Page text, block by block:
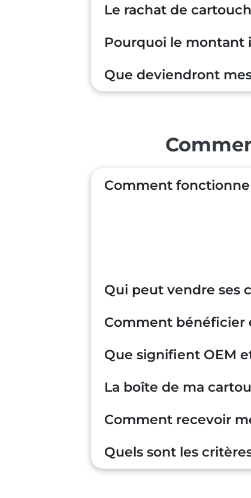
Le rachat de
Pourquoi le montant
Que deviendront
Comment
Qui peut vendre ses
Comment bénéficier
Que signifient OEM
La boîte de ma
Comment recevoir
Quels sont les